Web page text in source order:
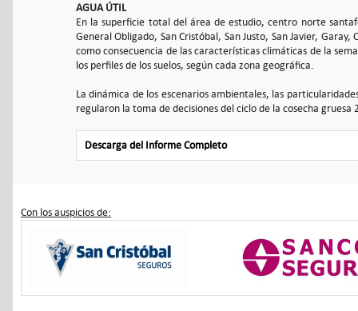
AGUA ÚTIL
En la superficie total del área de estudio, centro norte
General Obligado, San Cristóbal, San Justo, San Javier,
como consecuencia de las características climáticas de la
los perfiles de los suelos, según cada zona geográfica.
La dinámica de los escenarios ambientales, las
regularon la toma de decisiones del ciclo de la cosecha gruesa
Descarga del Informe Completo
Con los auspicios de: